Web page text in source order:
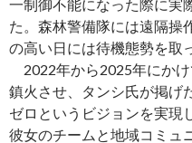
一制御不能になった際に実
た。森林警備隊には遠隔操
の高い日には待機態勢を取
2022年から2025年にか
鎮火させ、タンシ氏が掲げ
ゼロというビジョンを実現
彼女のチームと地域コミュ